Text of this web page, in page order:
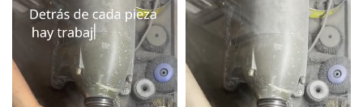
certificado de autenticidad
La alpaca desarrolla una pátina natural con el uso que la hace única. Tu pieza va
a evolucionar con vos.
Técnica
Cera perdida, soldadura, pulido a
mano, martillado
Producción
100% hecho a mano, fabricado en
Argentina — pieza única o serie
limitada